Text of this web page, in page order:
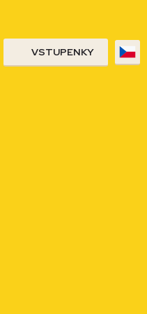
VSTUPENKY